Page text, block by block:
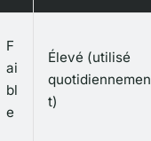
F
ai
bl
e
Élevé (utilisé
quotidiennemen
t)